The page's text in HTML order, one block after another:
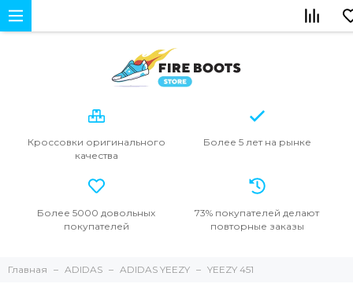
Кроссовки оригинального
качества
Более 5 летна рынке
Более 5000 довольных
покупателей
73% покупателей делают
повторные заказы
Главная ADIDAS ADIDAS YEEZY YEEZY 451